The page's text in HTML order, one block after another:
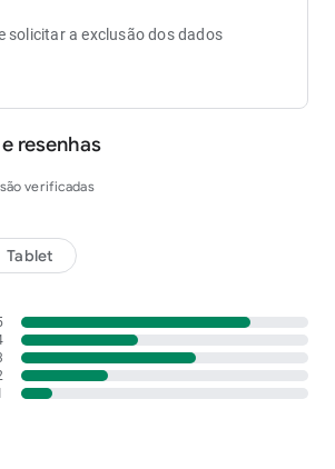
solicitar a exclusão dos dados
resenhas
verificadas
Tablet